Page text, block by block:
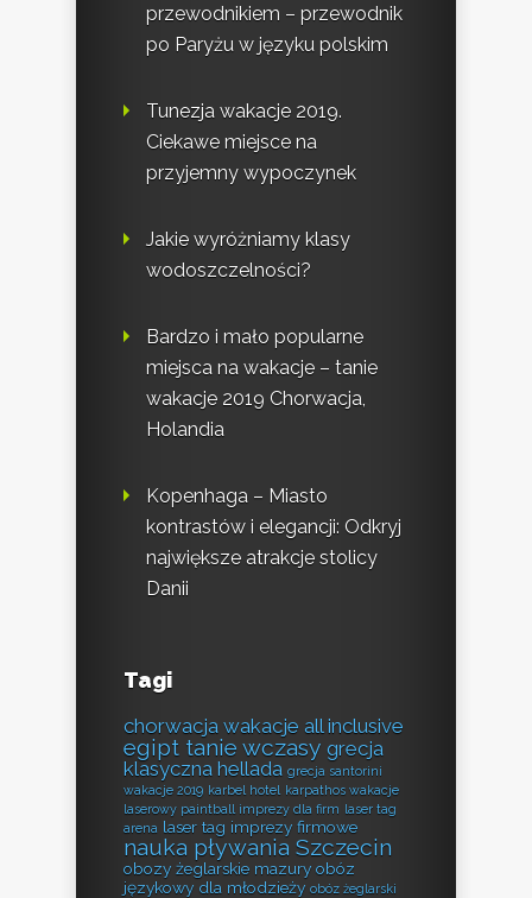
przewodnikiem – przewodnik
po Paryżu w języku polskim
Tunezja wakacje 2019.
Ciekawe miejsce na
przyjemny wypoczynek
Jakie wyróżniamy klasy
wodoszczelności?
Bardzo i mało popularne
miejsca na wakacje – tanie
wakacje 2019 Chorwacja,
Holandia
Kopenhaga – Miasto
kontrastów i elegancji: Odkryj
największe atrakcje stolicy
Danii
Tagi
chorwacja wakacje all inclusive
egipt tanie wczasy grecja
klasyczna hellada grecja santorini
wakacje 2019 karbel hotel karpathos wakacje
laserowy paintball imprezy dla firm laser tag
arena laser tag imprezy firmowe
nauka pływania Szczecin
obozy żeglarskie mazury obóz
językowy dla młodzieży obóz żeglarski